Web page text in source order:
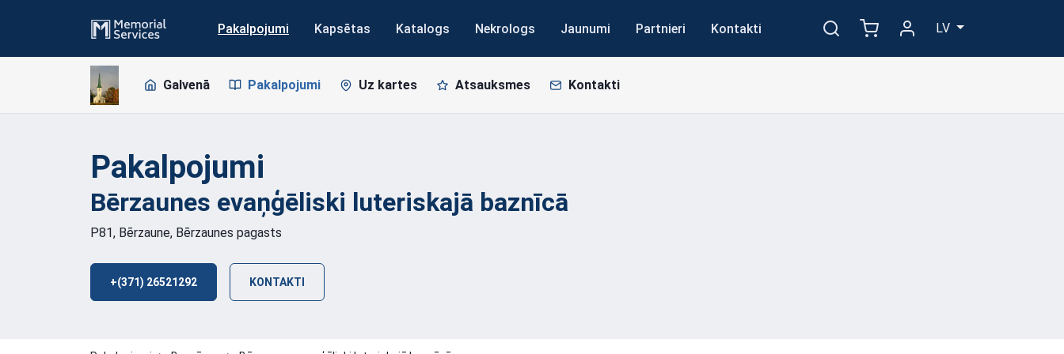
Pakalpojumi Kapsētas Katalogs Nekrologs Jaunumi Partnieri Kontakti LV
Galvenā Pakalpojumi Uz kartes Atsauksmes Kontakti
Pakalpojumi
Bērzaunes evaņģēliski luteriskajā baznīcā
P81, Bērzaune, Bērzaunes pagasts
+(371) 26521292 KONTAKTI